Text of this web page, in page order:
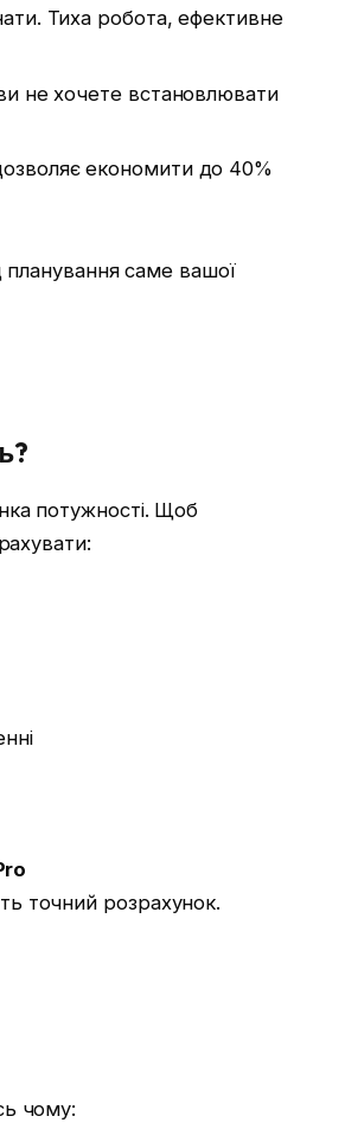
Тиха робота, ефективне
не хочете встановлювати
економити до 40%
планування саме вашої
потужності. Щоб
точний розрахунок.
чому: